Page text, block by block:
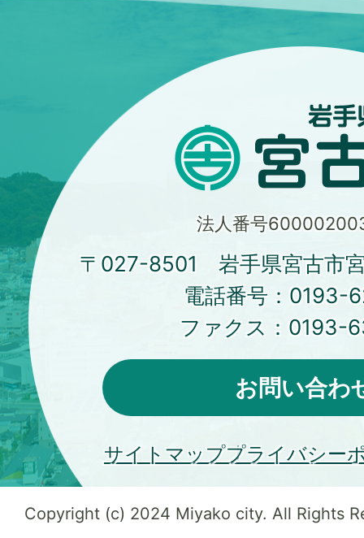
法人番号
〒027-8501 岩手県宮古市
電話番号： 0193-
ファクス： 0193-
お問い合わ
サイトマッププライバシー
Copyright (c) 2024 Miyako city. All Rights